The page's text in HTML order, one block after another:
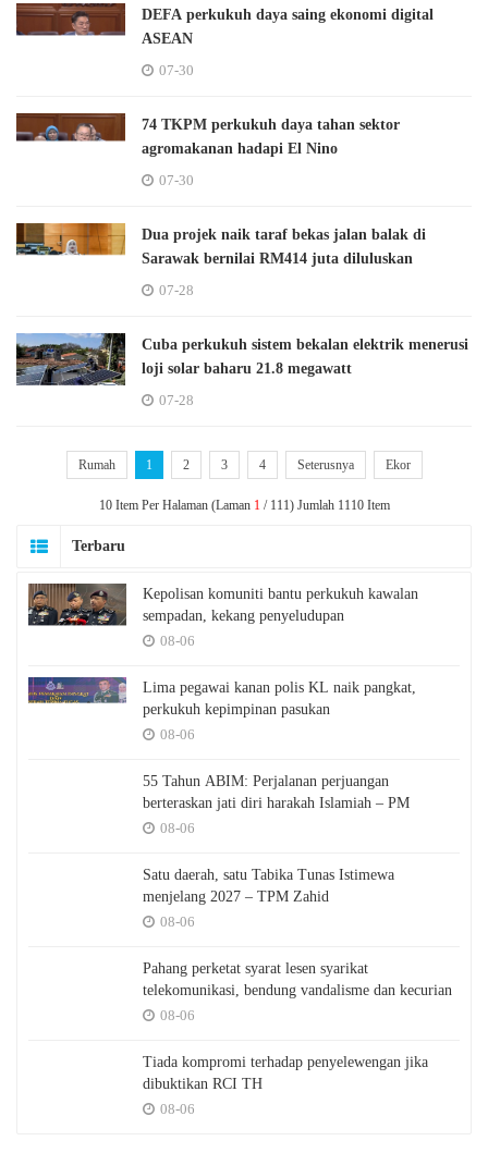
DEFA perkukuh daya saing ekonomi digital
ASEAN
07-30
74 TKPM perkukuh daya tahan sektor
agromakanan hadapi El Nino
07-30
Dua projek naik taraf bekas jalan balak di
Sarawak bernilai RM414 juta diluluskan
07-28
Cuba perkukuh sistem bekalan elektrik menerusi
loji solar baharu 21.8 megawatt
07-28
Rumah 1 2 3 4 Seterusnya Ekor
10 Item Per Halaman (Laman 1/ 111) Jumlah 1110 Item
Terbaru
Kepolisan komuniti bantu perkukuh kawalan
sempadan, kekang penyeludupan
08-06
Lima pegawai kanan polis KL naik pangkat,
perkukuh kepimpinan pasukan
08-06
55 Tahun ABIM: Perjalanan perjuangan
berteraskan jati diri harakah Islamiah – PM
08-06
Satu daerah, satu Tabika Tunas Istimewa
menjelang 2027 – TPM Zahid
08-06
Pahang perketat syarat lesen syarikat
telekomunikasi, bendung vandalisme dan kecurian
08-06
Tiada kompromi terhadap penyelewengan jika
dibuktikan RCI TH
08-06